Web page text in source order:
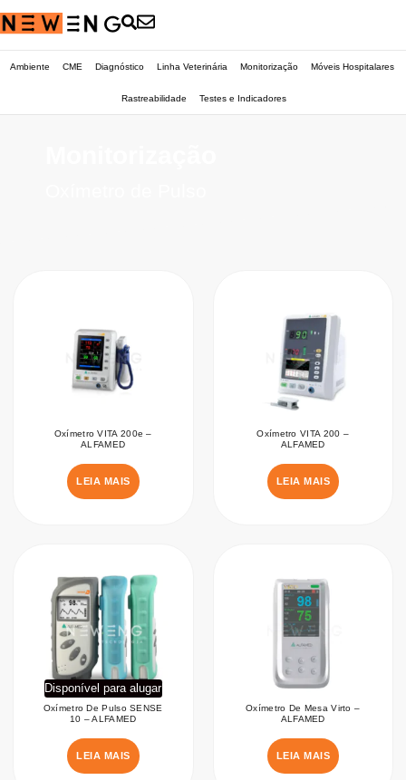
Ambiente CME Diagnóstico Linha Veterinária Monitorização Móveis Hospitalares
Rastreabilidade Testes e Indicadores
Oxímetro VITA 200e –
ALFAMED
LEIA MAIS
Oxímetro VITA 200 –
ALFAMED
LEIA MAIS
Disponível para alugar
Oxímetro De Pulso SENSE
10 – ALFAMED
LEIA MAIS
Oxímetro De Mesa Virto –
ALFAMED
LEIA MAIS